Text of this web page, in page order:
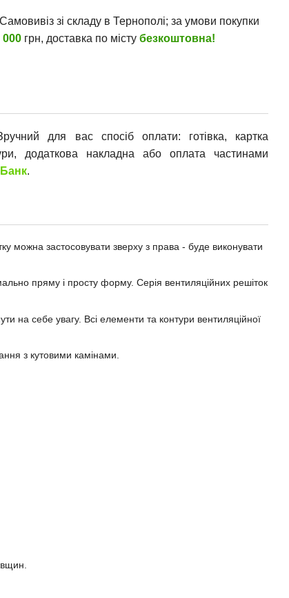
Самовивіз зі складу в Тернополі; за умови покупки
000 грн, доставка по містубезкоштовна!
для вас спосіб оплати: готівка, картка
додаткова накладна або оплата частинами
.
можна застосовувати зверху з права - буде виконувати
пряму і просту форму. Серія вентиляційних решіток
на себе увагу. Всі елементи та контури вентиляційної
з кутовими камінами.